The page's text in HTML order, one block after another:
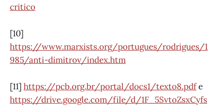
critico
[10]
https://www.marxists.org/portugues/rodrigues/1
985/anti-dimitrov/index.htm
[11] https://pcb.org.br/portal/docs1/texto8.pdfe
https://drive.google.com/file/d/1F_5SvtoZsxCyfs